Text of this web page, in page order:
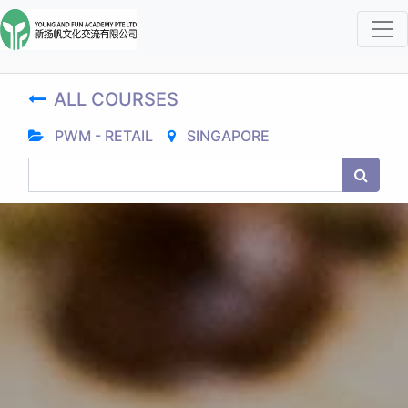
ALL COURSES
PWM - RETAIL SINGAPORE